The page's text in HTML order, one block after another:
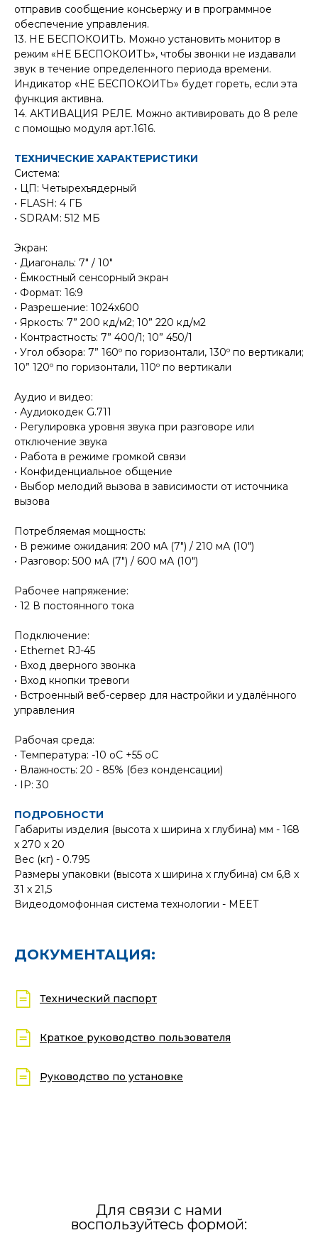
отправив сообщение консьержу и в программное
обеспечение управления.
13. НЕ БЕСПОКОИТЬ. Можно установить монитор в
режим «НЕ БЕСПОКОИТЬ», чтобы звонки не издавали
звук в течение определенного периода времени.
Индикатор «НЕ БЕСПОКОИТЬ» будет гореть, если эта
функция активна.
14. АКТИВАЦИЯ РЕЛЕ. Можно активировать до 8 реле
с помощью модуля арт.1616.
ТЕХНИЧЕСКИЕ ХАРАКТЕРИСТИКИ
Система:
• ЦП: Четырехъядерный
• FLASH: 4 ГБ
• SDRAM: 512 МБ
Экран:
• Диагональ: 7" / 10"
• Ёмкостный сенсорный экран
• Формат: 16:9
• Разрешение: 1024x600
• Яркость: 7” 200 кд/м2; 10” 220 кд/м2
• Контрастность: 7” 400/1; 10” 450/1
• Угол обзора: 7” 160º по горизонтали, 130º по вертикали;
10” 120º по горизонтали, 110º по вертикали
Аудио и видео:
• Аудиокодек G.711
• Регулировка уровня звука при разговоре или
отключение звука
• Работа в режиме громкой связи
• Конфиденциальное общение
• Выбор мелодий вызова в зависимости от источника
вызова
Потребляемая мощность:
• В режиме ожидания: 200 мА (7") / 210 мА (10")
• Разговор: 500 мА (7") / 600 мА (10")
Рабочее напряжение:
• 12 В постоянного тока
Подключение:
• Ethernet RJ-45
• Вход дверного звонка
• Вход кнопки тревоги
• Встроенный веб-сервер для настройки и удалённого
управления
Рабочая среда:
• Температура: -10 oC +55 oC
• Влажность: 20 - 85% (без конденсации)
• IP: 30
ПОДРОБНОСТИ
Габариты изделия (высота x ширина x глубина) мм - 168
x 270 x 20
Вес (кг) - 0.795
Размеры упаковки (высота x ширина x глубина) см 6,8 x
31 x 21,5
Видеодомофонная система технологии - MEET
ДОКУМЕНТАЦИЯ:
Технический паспорт
Краткое руководство пользователя
Руководство по установке
Для связи с нами
воспользуйтесь формой: